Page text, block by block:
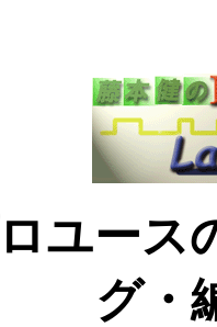
ユース
グ・